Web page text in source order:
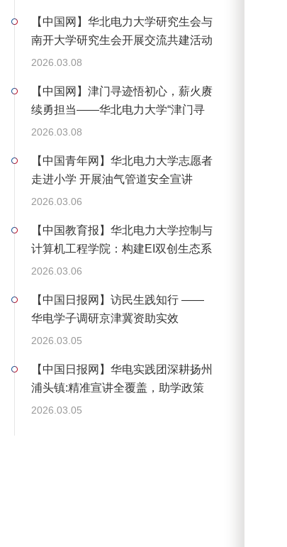
【中国网】华北电力大学研究生会与
南开大学研究生会开展交流共建活动
2026.03.08
【中国网】津门寻迹悟初心，薪火赓
续勇担当——华北电力大学“津门寻
迹，薪火赓续”寒假社会实践团开展
2026.03.08
【中国青年网】华北电力大学志愿者
走进小学 开展油气管道安全宣讲
2026.03.06
【中国教育报】华北电力大学控制与
计算机工程学院：构建EI双创生态系
统 培养“人工智能+”拔尖创新人才
2026.03.06
【中国日报网】访民生践知行 ——
华电学子调研京津冀资助实效
2026.03.05
【中国日报网】华电实践团深耕扬州
浦头镇:精准宣讲全覆盖，助学政策
暖乡邻
2026.03.05